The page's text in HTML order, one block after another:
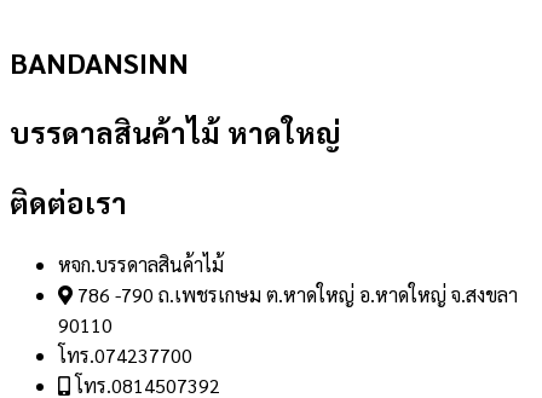
BANDANSINN
บรรดาลสินค้าไม้ หาดใหญ่
ติดต่อเรา
หจก.บรรดาลสินค้าไม้
786 -790 ถ.เพชรเกษม ต.หาดใหญ่ อ.หาดใหญ่ จ.สงขลา
90110
โทร.074237700
โทร.0814507392